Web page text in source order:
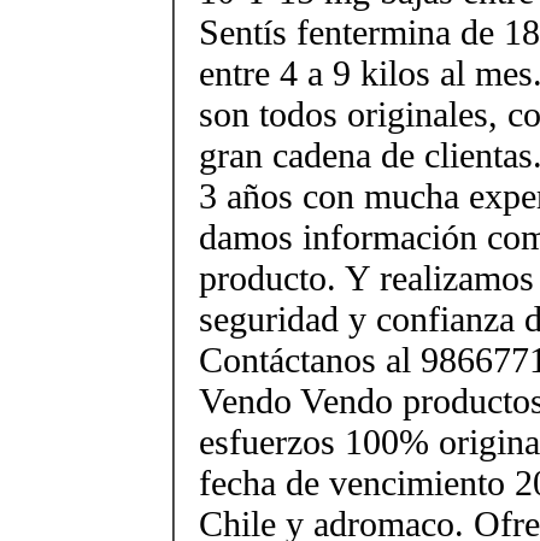
Sentís fentermina de
entre 4 a 9 kilos al
son todos originales,
gran cadena de
3 años con mucha
damos información
producto. Y
seguridad y confianza
Contáctanos al
Vendo Vendo
esfuerzos 100%
fecha de vencimiento
Chile y adromaco.